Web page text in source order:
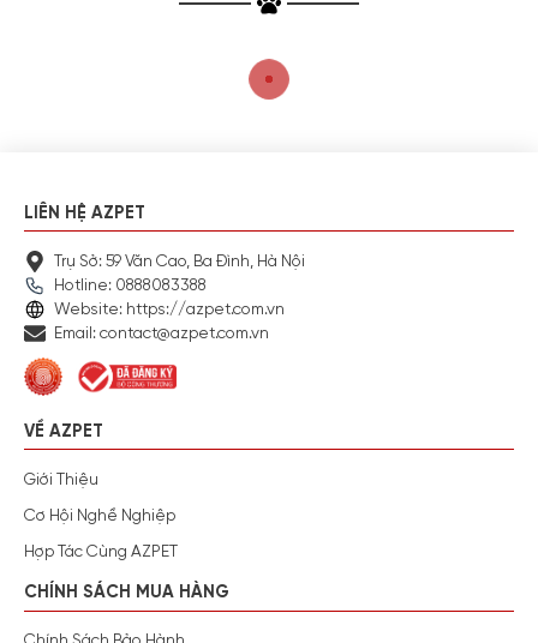
LIÊN HỆ AZPET
Trụ Sở: 59 Văn Cao, Ba Đình, Hà Nội
Hotline: 0888083388
Website: https://azpet.com.vn
Email: contact@azpet.com.vn
VỀ AZPET
Giới Thiệu
Cơ Hội Nghề Nghiệp
Hợp Tác Cùng AZPET
CHÍNH SÁCH MUA HÀNG